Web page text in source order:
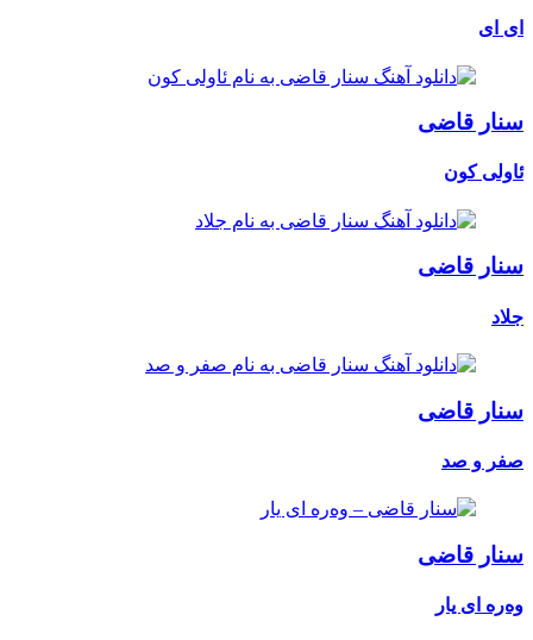
ای ای
سنار قاضی
ئاولی کون
سنار قاضی
جلاد
سنار قاضی
صفر و صد
سنار قاضی
وەرە ای یار